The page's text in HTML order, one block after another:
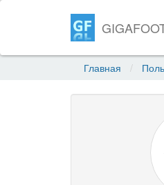
Главная